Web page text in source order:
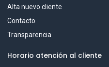
Alta nuevo cliente
Contacto
Transparencia
Horario atención al cliente